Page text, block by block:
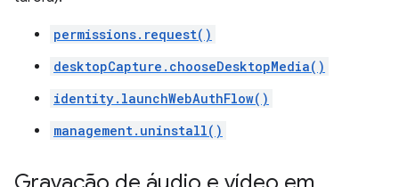
permissions.request()
desktopCapture.chooseDesktopMedia()
identity.launchWebAuthFlow()
management.uninstall()